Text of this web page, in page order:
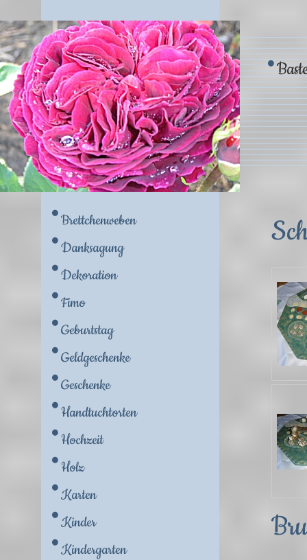
Brettchenweben
Danksagung
Dekoration
Fimo
Geburtstag
Geldgeschenke
Geschenke
Handtuchtorten
Hochzeit
Holz
Karten
Kinder
Kindergarten